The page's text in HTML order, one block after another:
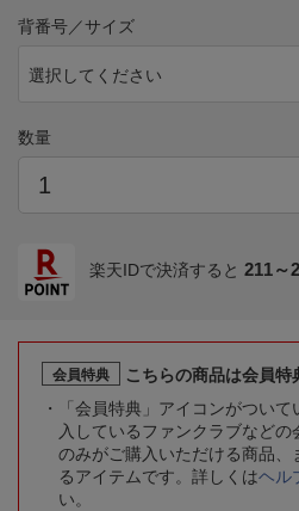
背番号／サイズ
選択してください
数量
楽天IDで決済すると 211～
会員特典
こちらの商品は会員特
「会員特典」アイコンがつい
入しているファンクラブなど
のみがご購入いただける商品
るアイテムです。詳しくはヘル
い。